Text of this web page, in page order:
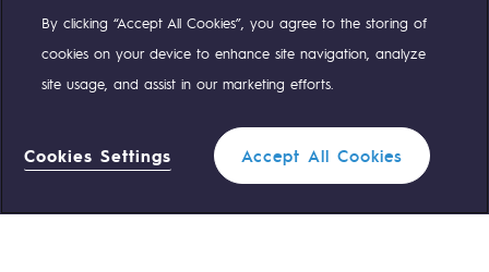
Compte TwitterCompte Facebook
Compte LinkedinCompte Youtube
Standard Teréga 0 559 133 400
By clicking “Accept All Cookies”, you agree to the storing of
cookies on your device to enhance site navigation, analyze
site usage, and assist in our marketing efforts.
Cookies Settings Accept All Cookies